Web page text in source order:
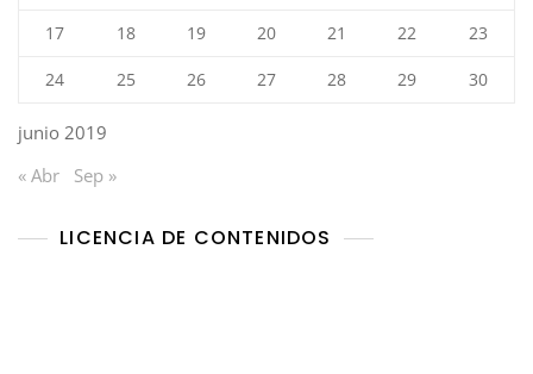
junio 2019
17 18 19 20 21 22 23
24 25 26 27 28 29 30
« Abr Sep »
LICENCIA DE CONTENIDOS